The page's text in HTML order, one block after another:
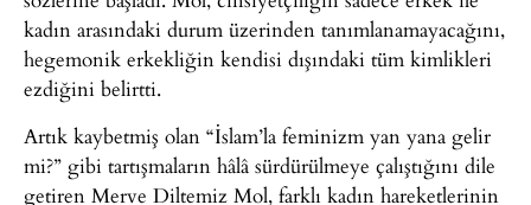
kadın arasındaki durum üzerinden tanımlanamayacağını,
hegemonik erkekliğin kendisi dışındaki tüm kimlikleri
ezdiğini belirtti.
Artık kaybetmiş olan “İslam’la feminizm yan yana gelir
mi?” gibi tartışmaların hâlâ sürdürülmeye çalıştığını dile
getiren Merve Diltemiz Mol, farklı kadın hareketlerinin